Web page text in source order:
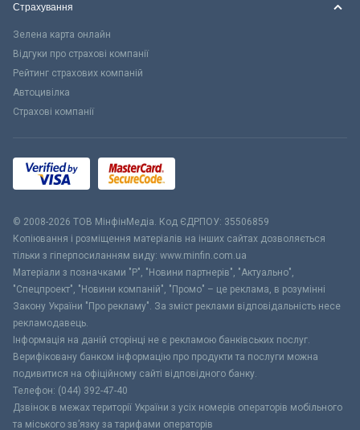
Страхування
Зелена карта онлайн
Відгуки про страхові компанії
Рейтинг страхових компаній
Автоцивілка
Страхові компанії
© 2008-2026 ТОВ МiнфiнМедiа. Код ЄДРПОУ: 35506859
Копіювання і розміщення матеріалів на інших сайтах дозволяється
тільки з гіперпосиланням виду: www.minfin.com.ua
Матеріали з позначками "Р", "Новини партнерів", "Актуально",
"Спецпроект", "Новини компаній", "Промо" – це реклама, в розумінні
Закону України "Про рекламу". За зміст реклами відповідальність несе
рекламодавець.
Інформація на даній сторінці не є рекламою банківських послуг.
Верифіковану банком інформацію про продукти та послуги можна
подивитися на офіційному сайті відповідного банку.
Телефон: (044) 392-47-40
Дзвінок в межах території України з усіх номерів операторів мобільного
та міського зв’язку за тарифами операторів